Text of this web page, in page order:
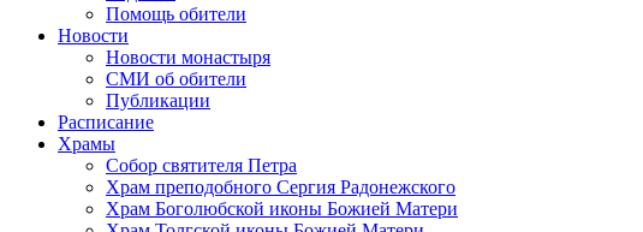
Помощь обители
Новости
Новости монастыря
СМИ об обители
Публикации
Расписание
Храмы
Собор святителя Петра
Храм преподобного Сергия Радонежского
Храм Боголюбской иконы Божией Матери